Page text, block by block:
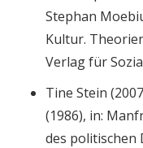
Stephan
Kultur.
Verlag für
Tine Stein
(1986), in:
des politischen